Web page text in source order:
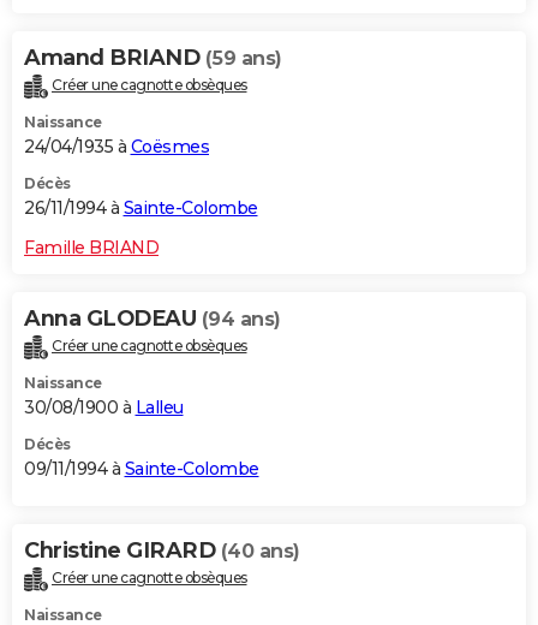
Amand BRIAND (59 ans)
Créer une cagnotte obsèques
Naissance
24/04/1935 à Coësmes
Décès
26/11/1994 à Sainte-Colombe
Famille BRIAND
Anna GLODEAU (94 ans)
Créer une cagnotte obsèques
Naissance
30/08/1900 à Lalleu
Décès
09/11/1994 à Sainte-Colombe
Christine GIRARD (40 ans)
Créer une cagnotte obsèques
Naissance